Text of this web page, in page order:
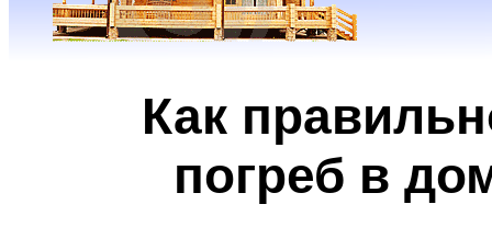
Как
погреб в